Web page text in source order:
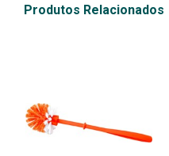
Produtos Relacionados